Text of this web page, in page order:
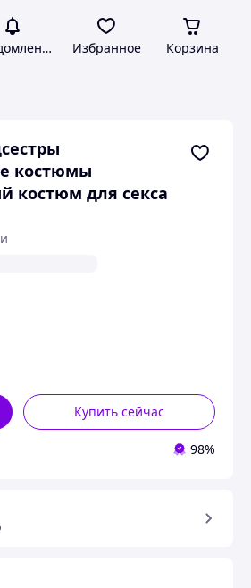
Избранное Корзина
костюмы
костюм для секса
Купить сейчас
98%